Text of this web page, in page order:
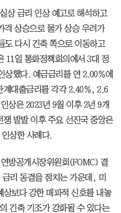
상 금리 인상 예고로 해석하고
격 상승으로 물가 상승 우려가
도 다시 긴축 쪽으로 이동하고
11일 통화정책회의에서 3대 정
상했다. 예금금리를 연 2.00％에
대출금리를 각각 2.40％, 2.6
상은 2023년 9월 이후 2년 9개
발발 이후 주요 선진국 중앙은
상한 사례다.
방공개시장위원회(FOMC) 결
리 동결을 점치는 가운데, 미
보다 강한 매파적 신호를 내놓
긴축 기조가 강화될 수 있다는